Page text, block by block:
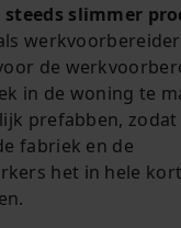
slimmer
de
in de woning te
prefabben,
fabriek en de
het in hele